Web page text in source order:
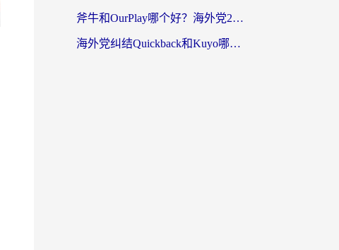
斧牛和OurPlay哪个好？海外党2026亲测：选对加速器，国内资源秒加载
海外党纠结Quickback和Kuyo哪个好？选对回国加速器才能无缝刷国内资源